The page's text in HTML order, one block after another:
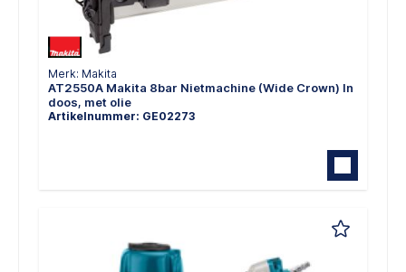
Merk: Makita
AT2550A Makita 8bar Nietmachine (Wide Crown) In
doos, met olie
Artikelnummer: GE02273